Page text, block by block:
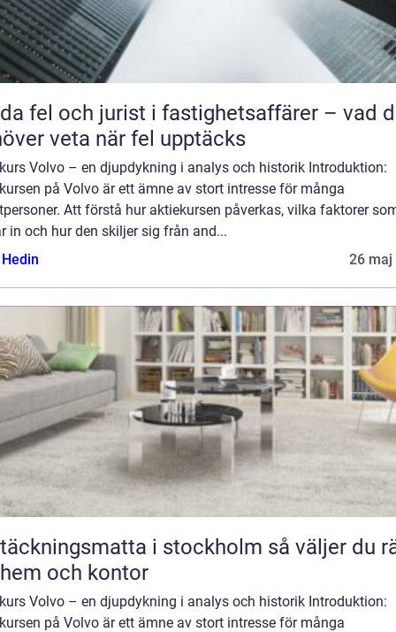
fel och jurist i fastighetsaffärer – vad
veta när fel upptäcks
Volvo – en djupdykning i analys och historik Introduktion:
på Volvo är ett ämne av stort intresse för många
Att förstå hur aktiekursen påverkas, vilka faktorer
in och hur den skiljer sig från and...
26 maj
i stockholm så väljer du rätt
och kontor
Volvo – en djupdykning i analys och historik Introduktion:
på Volvo är ett ämne av stort intresse för många